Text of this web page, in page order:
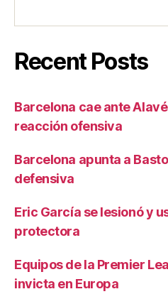
Recent Posts
Barcelona cae ante
reacción ofensiva
Barcelona apunta a
defensiva
Eric García se lesionó y
protectora
Equipos de la Premier
invicta en Europa